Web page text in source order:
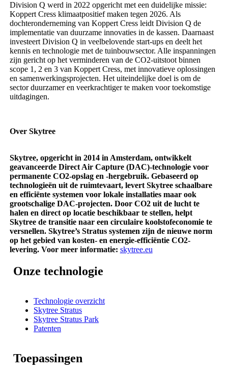
Division Q werd in 2022 opgericht met een duidelijke missie:
Koppert Cress klimaatpositief maken tegen 2026. Als
dochteronderneming van Koppert Cress leidt Division Q de
implementatie van duurzame innovaties in de kassen. Daarnaast
investeert Division Q in veelbelovende start-ups en deelt het
kennis en technologie met de tuinbouwsector. Alle inspanningen
zijn gericht op het verminderen van de CO2-uitstoot binnen
scope 1, 2 en 3 van Koppert Cress, met innovatieve oplossingen
en samenwerkingsprojecten. Het uiteindelijke doel is om de
sector duurzamer en veerkrachtiger te maken voor toekomstige
uitdagingen.
Over Skytree
Skytree, opgericht in 2014 in Amsterdam, ontwikkelt
geavanceerde Direct Air Capture (DAC)-technologie voor
permanente CO2-opslag en -hergebruik. Gebaseerd op
technologieën uit de ruimtevaart, levert Skytree schaalbare
en efficiënte systemen voor lokale installaties maar ook
grootschalige DAC-projecten. Door CO2 uit de lucht te
halen en direct op locatie beschikbaar te stellen, helpt
Skytree de transitie naar een circulaire koolstofeconomie te
versnellen. Skytree’s Stratus systemen zijn de nieuwe norm
op het gebied van kosten- en energie-efficiëntie CO2-
levering. Voor meer informatie: skytree.eu
Onze technologie
Technologie overzicht
Skytree Stratus
Skytree Stratus Park
Patenten
Toepassingen